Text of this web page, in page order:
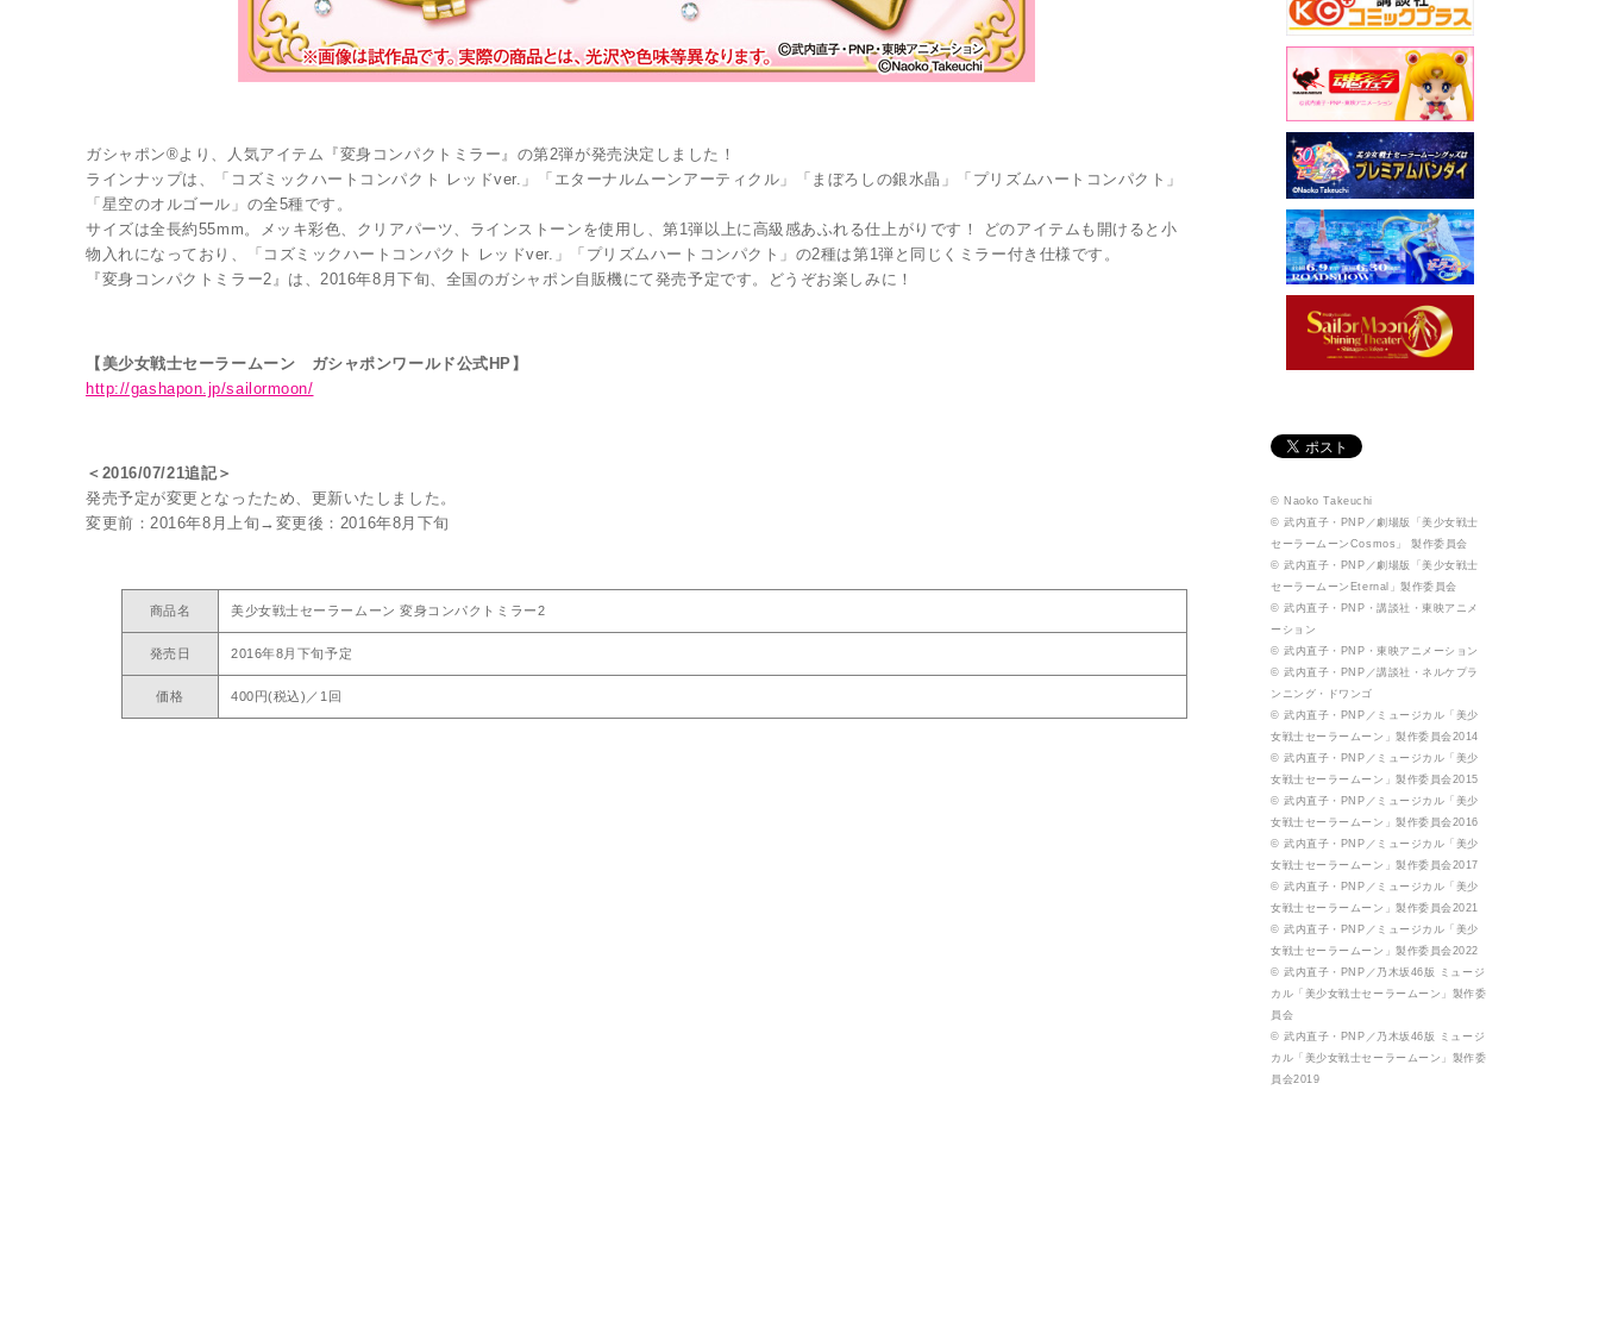
ガシャポン®より、人気アイテム『変身コンパクトミラー』の第2弾が発売決定しました！
ラインナップは、「コズミックハートコンパクト レッドver.」「エターナルムーンアーティクル」「まぼろしの銀水晶」「プリズムハートコンパクト」
「星空のオルゴール」の全5種です。
サイズは全長約55mm。メッキ彩色、クリアパーツ、ラインストーンを使用し、第1弾以上に高級感あふれる仕上がりです！ どのアイテムも開けると小
物入れになっており、「コズミックハートコンパクト レッドver.」「プリズムハートコンパクト」の2種は第1弾と同じくミラー付き仕様です。
『変身コンパクトミラー2』は、2016年8月下旬、全国のガシャポン自販機にて発売予定です。どうぞお楽しみに！
【美少女戦士セーラームーン ガシャポンワールド公式HP】
http://gashapon.jp/sailormoon/
＜2016/07/21追記＞
発売予定が変更となったため、更新いたしました。
変更前：2016年8月上旬→変更後：2016年8月下旬
商品名 美少女戦士セーラームーン 変身コンパクトミラー2
発売日 2016年8月下旬予定
価格 400円(税込)／1回
© Naoko Takeuchi
© 武内直子・PNP／劇場版「美少女戦士
セーラームーンCosmos」 製作委員会
© 武内直子・PNP／劇場版「美少女戦士
セーラームーンEternal」製作委員会
© 武内直子・PNP・講談社・東映アニメ
ーション
© 武内直子・PNP・東映アニメーション
© 武内直子・PNP／講談社・ネルケプラ
ンニング・ドワンゴ
© 武内直子・PNP／ミュージカル「美少
女戦士セーラームーン」製作委員会2014
© 武内直子・PNP／ミュージカル「美少
女戦士セーラームーン」製作委員会2015
© 武内直子・PNP／ミュージカル「美少
女戦士セーラームーン」製作委員会2016
© 武内直子・PNP／ミュージカル「美少
女戦士セーラームーン」製作委員会2017
© 武内直子・PNP／ミュージカル「美少
女戦士セーラームーン」製作委員会2021
© 武内直子・PNP／ミュージカル「美少
女戦士セーラームーン」製作委員会2022
© 武内直子・PNP／乃木坂46版 ミュージ
カル「美少女戦士セーラームーン」製作委
員会
© 武内直子・PNP／乃木坂46版 ミュージ
カル「美少女戦士セーラームーン」製作委
員会2019